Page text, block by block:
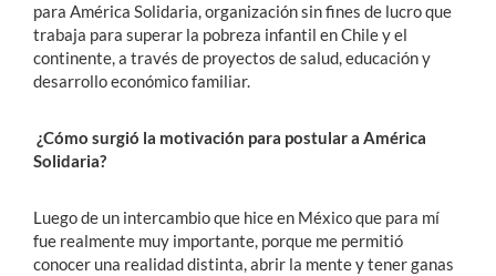
para América Solidaria, organización sin fines de lucro que
trabaja para superar la pobreza infantil en Chile y el
continente, a través de proyectos de salud, educación y
desarrollo económico familiar.
¿Cómo surgió la motivación para postular a América
Solidaria?
Luego de un intercambio que hice en México que para mí
fue realmente muy importante, porque me permitió
conocer una realidad distinta, abrir la mente y tener ganas